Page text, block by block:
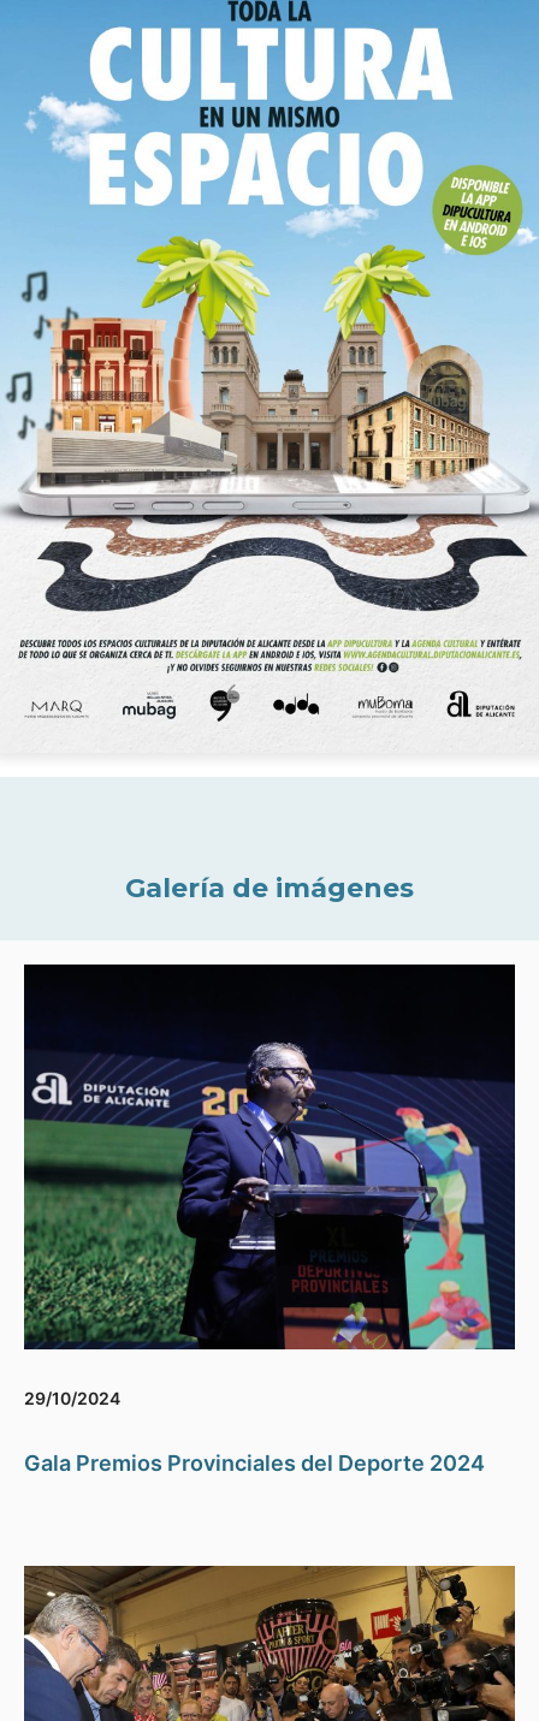
Galería de imágenes
29/10/2024
Gala Premios Provinciales del Deporte 2024